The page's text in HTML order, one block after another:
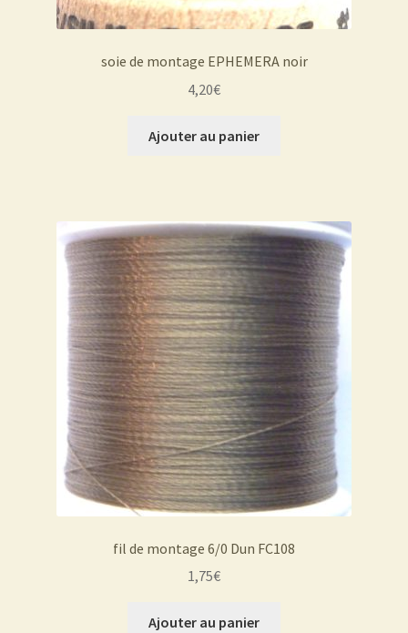
soie de montage EPHEMERA noir
4,20€
Ajouter au panier
fil de montage 6/0 Dun FC108
1,75€
Ajouter au panier